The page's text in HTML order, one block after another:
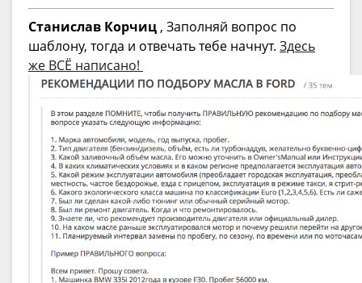
Станислав Корчиц , Заполняй вопрос по
шаблону, тогда и отвечать тебе начнут. Здесь
же ВСЁ написано!